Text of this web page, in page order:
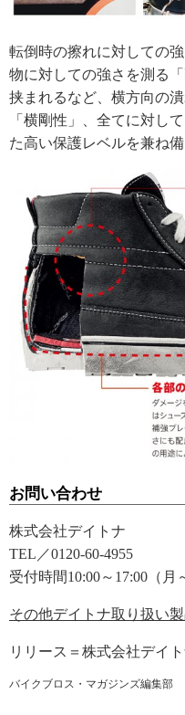
転倒時の擦れに対しての
物に対しての強さを測る
挟まれるなど、横方向の
「横剛性」、全てに対し
た高い保護レベルを兼ね備
お問い合わせ
株式会社デイトナ
TEL／0120-60-4955
受付時間10:00～17:00（月
その他デイトナ取り扱い
リリース＝株式会社デイ
バイクブロス・マガジンズ編集部